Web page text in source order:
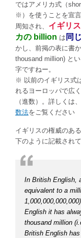
ではアメリカ式（
※）を使うことを宣
周知され、 イギリ
カの billion は 同
かし、前掲の表に書
thousand million) と
字ですねー。
※ 以前のイギリス式
れるヨーロッパで広
（進数）。詳しくは、
数法をご覧ください
イギリスの権威のあ
下のように記載されて
In British English,
equivalent to a
English it has
thousand million
British English